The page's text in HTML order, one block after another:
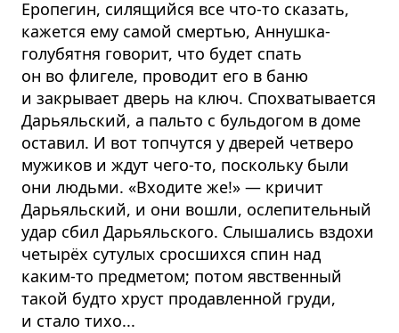
Еропегин, силящийся все что-то сказать,
кажется ему самой смертью, Аннушка-
голубятня говорит, что будет спать
он во флигеле, проводит его в баню
и закрывает дверь на ключ. Спохватывается
Дарьяльский, а пальто с бульдогом в доме
оставил. И вот топчутся у дверей четверо
мужиков и ждут чего-то, поскольку были
они людьми. «Входите же!» — кричит
Дарьяльский, и они вошли, ослепительный
удар сбил Дарьяльского. Слышались вздохи
четырёх сутулых сросшихся спин над
каким-то предметом; потом явственный
такой будто хруст продавленной груди,
и стало тихо...